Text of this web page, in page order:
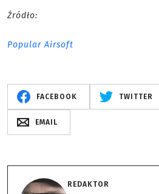
Źródło:
Popular Airsoft
FACEBOOK TWITTER
EMAIL
REDAKTOR